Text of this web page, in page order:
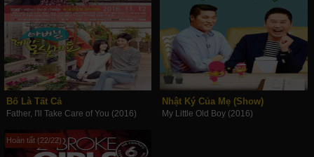
Bố Là Tất Cả
Father, I'll Take Care of You (2016)
Nhật Ký Của Mẹ (Show)
My Little Old Boy (2016)
Hoàn tất (22/22)